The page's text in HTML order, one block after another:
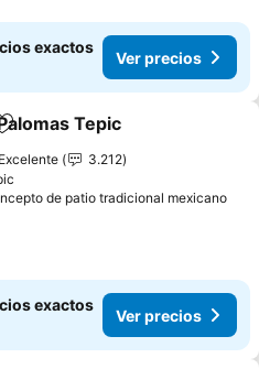
exactos
Ver precios
Agregar a favoritos
Tepic
Excelente
3.212
de patio tradicional mexicano
exactos
Ver precios